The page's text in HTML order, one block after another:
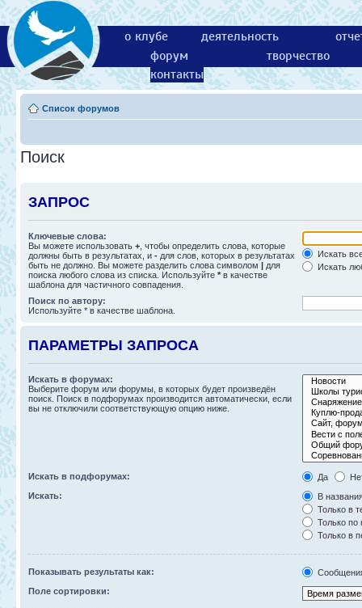
о клубе деятельность
форум
творчество
контакты
Список форумов
Поиск
ЗАПРОС
Ключевые слова:
Вы можете использовать + , чтобы определить слова, которые
должны быть в результатах, и - для слов, которых в результатах
быть не должно. Вы можете разделить слова символом | для
поиска любого слова из списка. Используйте * в качестве
шаблона для частичного совпадения.
Искать
Искать
Поиск по автору:
Используйте * в качестве шаблона.
ПАРАМЕТРЫ ЗАПРОСА
Искать в форумах:
Выберите форум или форумы, в которых будет произведён
поиск. Поиск в подфорумах производится автоматически, если
вы не отключили соответствующую опцию ниже.
Искать в подфорумах: Да
Искать:
В
Только в
Только по
Только в
Показывать результаты как:
Поле сортировки: